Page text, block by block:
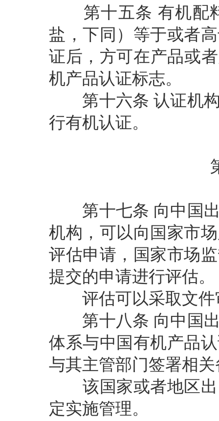
第十五条 有机配
盐，下同）等于或者
证后，方可在产品或
机产品认证标志。
第十六条 认证机
行有机认证。
第十七条 向中国
机构，可以向国家市
评估申请，国家市场
提交的申请进行评估。
评估可以采取文件
第十八条 向中国
体系与中国有机产品
与其主管部门签署相
该国家或者地区出
定实施管理。